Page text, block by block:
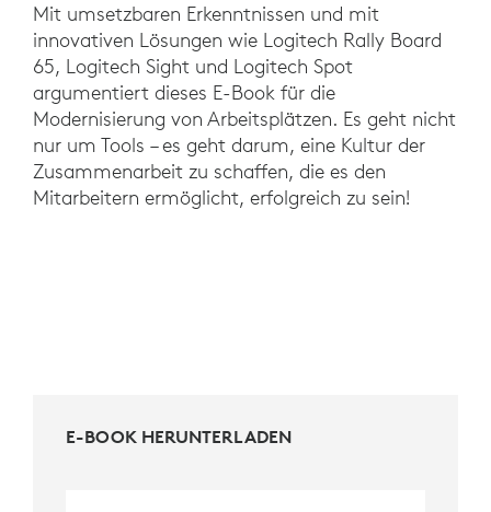
Mit umsetzbaren Erkenntnissen und mit
innovativen Lösungen wie Logitech Rally Board
65, Logitech Sight und Logitech Spot
argumentiert dieses E-Book für die
Modernisierung von Arbeitsplätzen. Es geht nicht
nur um Tools – es geht darum, eine Kultur der
Zusammenarbeit zu schaffen, die es den
Mitarbeitern ermöglicht, erfolgreich zu sein!
E-BOOK HERUNTERLADEN